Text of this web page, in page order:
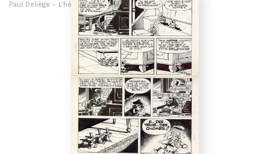
Paul Deliège - L'héritier, Tome 4